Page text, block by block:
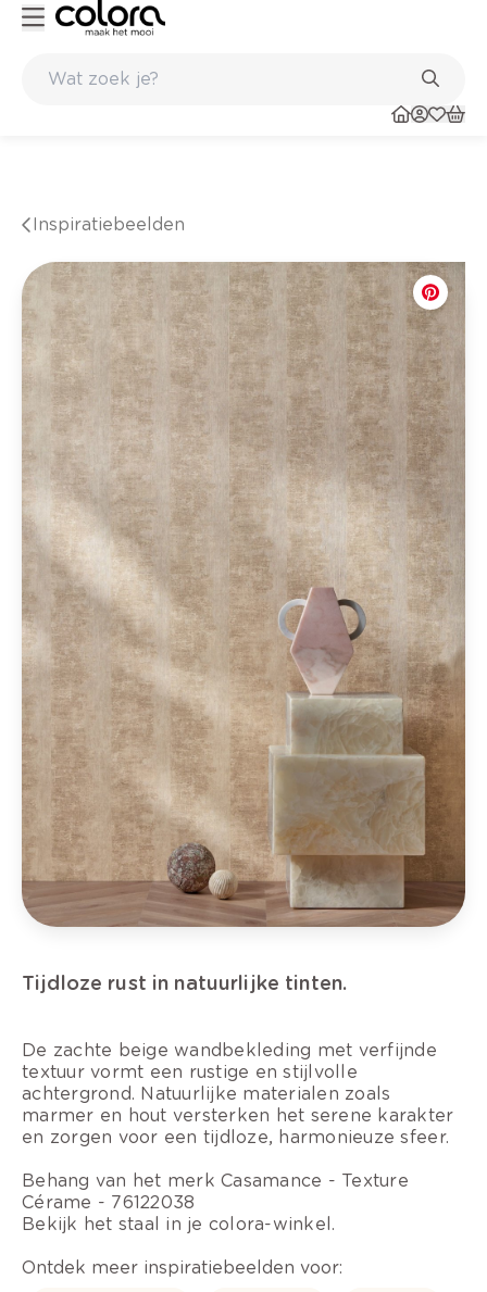
Inspiratiebeelden
Tijdloze rust in natuurlijke tinten.
De zachte beige wandbekleding met verfijnde
textuur vormt een rustige en stijlvolle
achtergrond. Natuurlijke materialen zoals
marmer en hout versterken het serene karakter
en zorgen voor een tijdloze, harmonieuze sfeer.
Behang van het merk Casamance - Texture
Cérame - 76122038
Bekijk het staal in je colora-winkel.
Ontdek meer inspiratiebeelden voor: